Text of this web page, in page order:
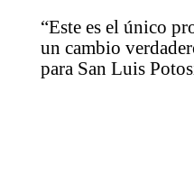
“Este es el único
un cambio
para San Luis